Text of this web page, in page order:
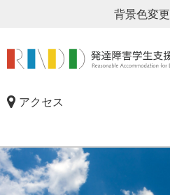
背景色変更
アクセス